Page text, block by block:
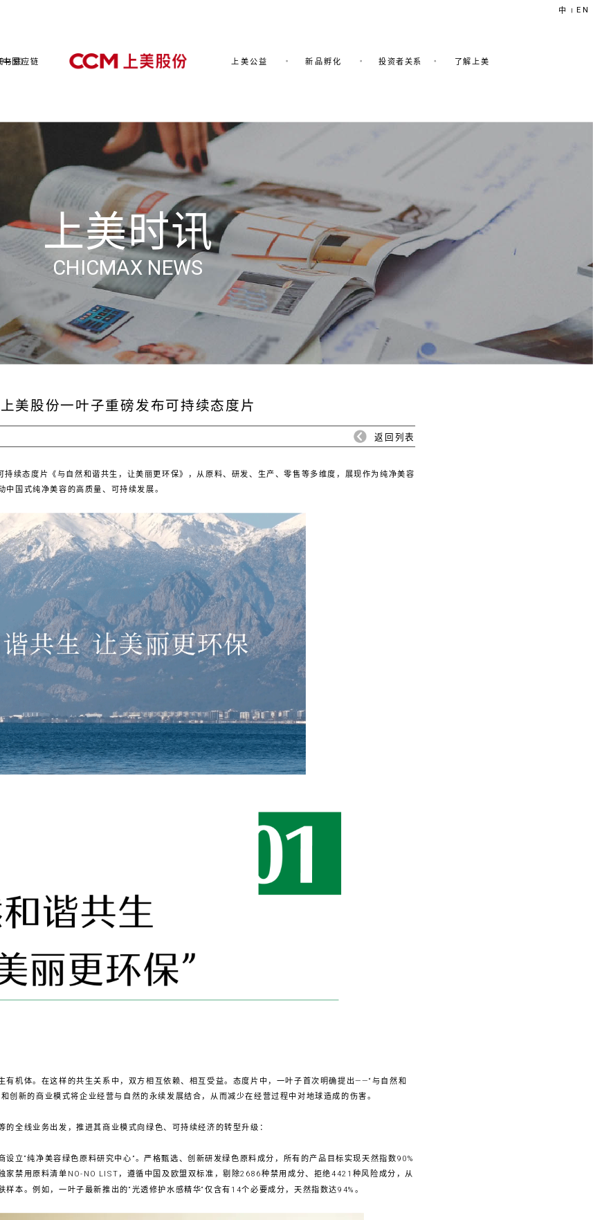
中国）
与供应链 上美公益 新品孵化 投资者关系 了解上美
中 | EN
上美时讯
CHICMAX NEWS
上美股份一叶子重磅发布可持续态度片
返回列表
续态度片《与自然和谐共生，让美丽更环保》，从原料、研发、生产、零售等多维度，展现作为纯净美容
国式纯净美容的高质量、可持续发展。
有机体。在这样的共生关系中，双方相互依赖、相互受益。态度片中，一叶子首次明确提出——“与自然和
创新的商业模式将企业经营与自然的永续发展结合，从而减少在经营过程中对地球造成的伤害。
全线业务出发，推进其商业模式向绿色、可持续经济的转型升级：
立“纯净美容绿色原料研究中心”。严格甄选、创新研发绿色原料成分，所有的产品目标实现天然指数90%
家禁用原料清单NO-NO LIST，遵循中国及欧盟双标准，剔除2686种禁用成分、拒绝4421种风险成分，从
本。例如，一叶子最新推出的“光透修护水感精华“仅含有14个必要成分，天然指数达94%。